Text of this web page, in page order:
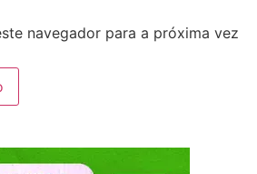
navegador para a próxima vez